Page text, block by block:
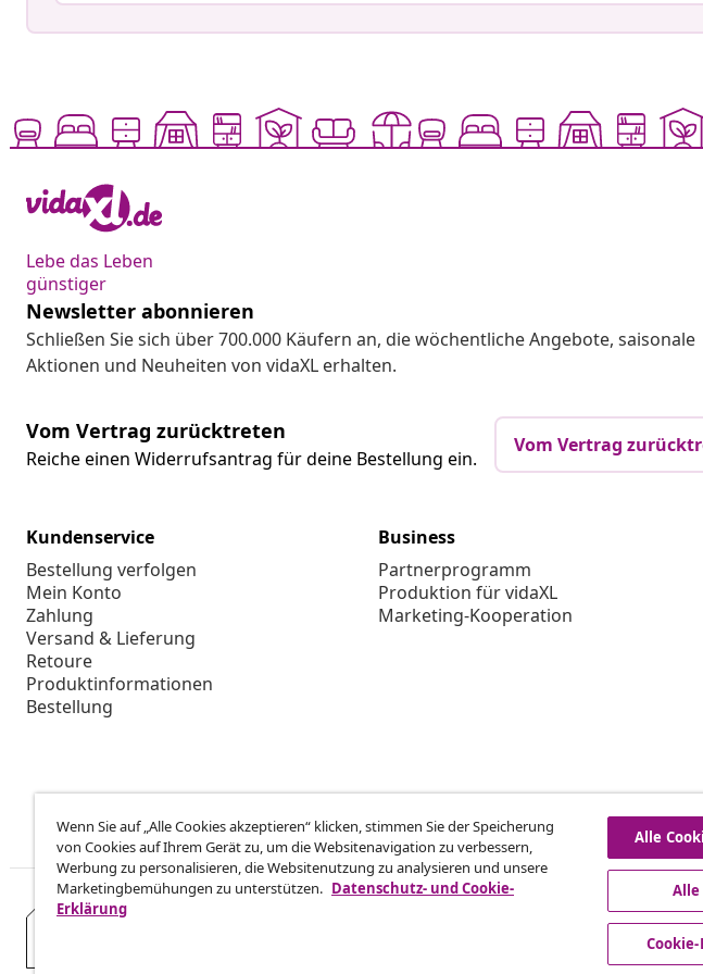
Lebe das Leben
günstiger
Newsletter abonnieren
Schließen Sie sich über 700.000 Käufern an, die wöchentliche Angebote, saisonale
Aktionen und Neuheiten von vidaXL erhalten.
Vom Vertrag zurücktreten
Reiche einen Widerrufsantrag für deine Bestellung ein.
Vom Vertrag
Kundenservice
Bestellung verfolgen
Mein Konto
Zahlung
Versand & Lieferung
Retoure
Produktinformationen
Bestellung
Business
Partnerprogramm
Produktion für vidaXL
Marketing-Kooperation
Wenn Sie auf „Alle Cookies akzeptieren“ klicken, stimmen Sie der Speicherung
von Cookies auf Ihrem Gerät zu, um die Websitenavigation zu verbessern,
Werbung zu personalisieren, die Websitenutzung zu analysieren und unsere
Marketingbemühungen zu unterstützen. Datenschutz- und Cookie-
Erklärung
Alle